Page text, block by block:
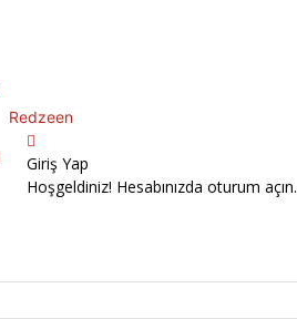
Redzeen
Giriş Yap
Hoşgeldiniz! Hesabınızda oturum açın.